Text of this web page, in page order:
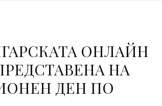
ОНЛАЙН
НА
ДЕН ПО